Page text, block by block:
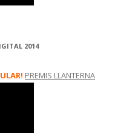
2014
PREMIS LLANTERNA